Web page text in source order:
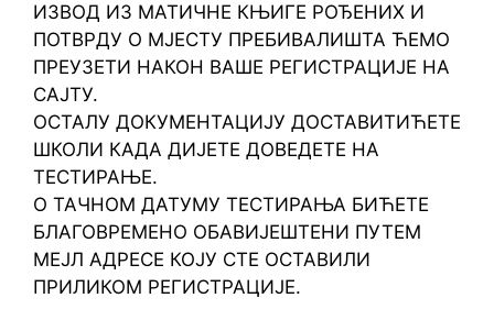
ИЗВОД ИЗ МАТИЧНЕ КЊИГЕ РОЂЕНИХ И
ПОТВРДУ О МЈЕСТУ ПРЕБИВАЛИШТА ЋЕМО
ПРЕУЗЕТИ НАКОН ВАШЕ РЕГИСТРАЦИЈЕ НА
САЈТУ.
ОСТАЛУ ДОКУМЕНТАЦИЈУ ДОСТАВИТИЋЕТЕ
ШКОЛИ КАДА ДИЈЕТЕ ДОВЕДЕТЕ НА
ТЕСТИРАЊЕ.
О ТАЧНОМ ДАТУМУ ТЕСТИРАЊА БИЋЕТЕ
БЛАГОВРЕМЕНО ОБАВИЈЕШТЕНИ ПУТЕМ
МЕЈЛ АДРЕСЕ КОЈУ СТЕ ОСТАВИЛИ
ПРИЛИКОМ РЕГИСТРАЦИЈЕ.